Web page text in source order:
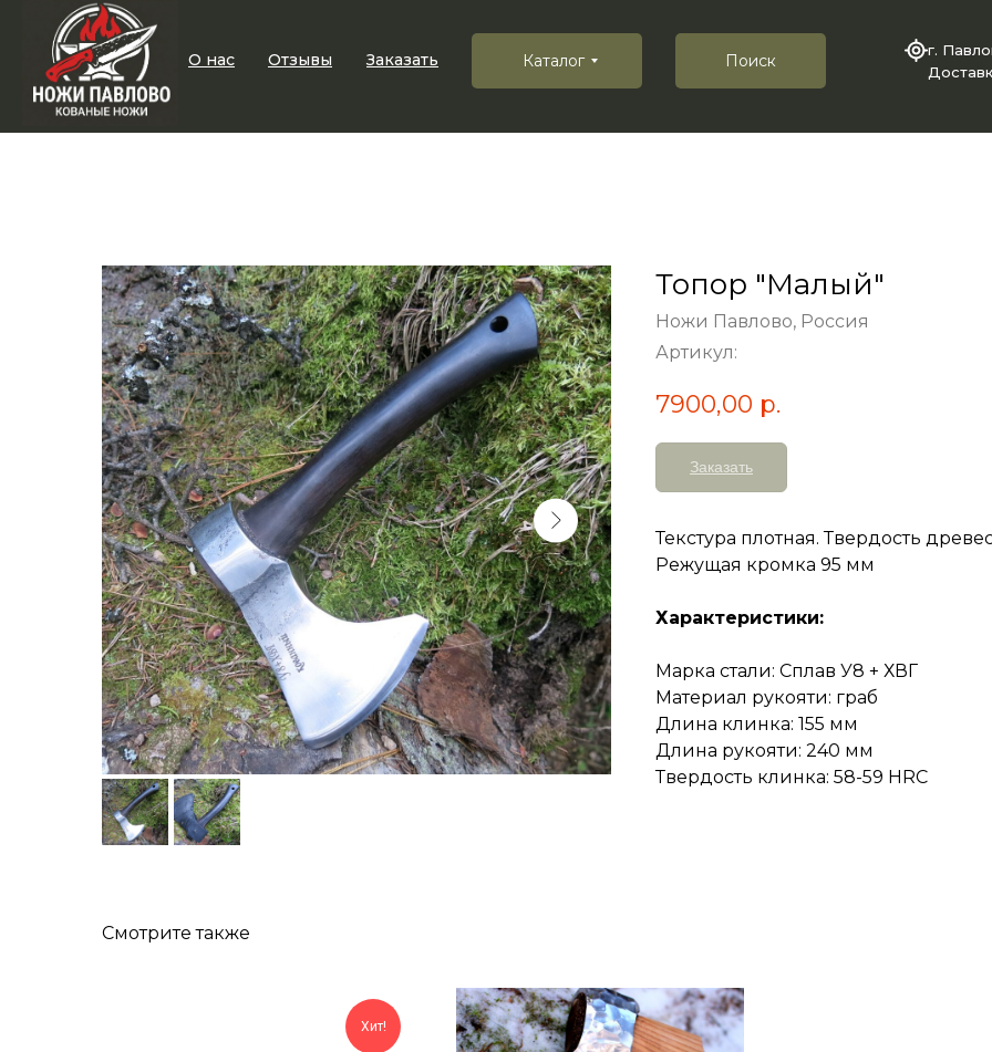
г.
Поиск
Каталог
Заказать
Отзывы
О нас
Топор "Малый"
Ножи Павлово, Россия
Артикул:
7900,00 р.
Заказать
Текстура плотная. Твердость
Режущая кромка 95 мм
Характеристики:
Марка стали: Cплав У8 + ХВГ
Материал рукояти: граб
Длина клинка: 155 мм
Длина рукояти: 240 мм
Твердость клинка: 58-59 HRC
Смотрите также
Хит!